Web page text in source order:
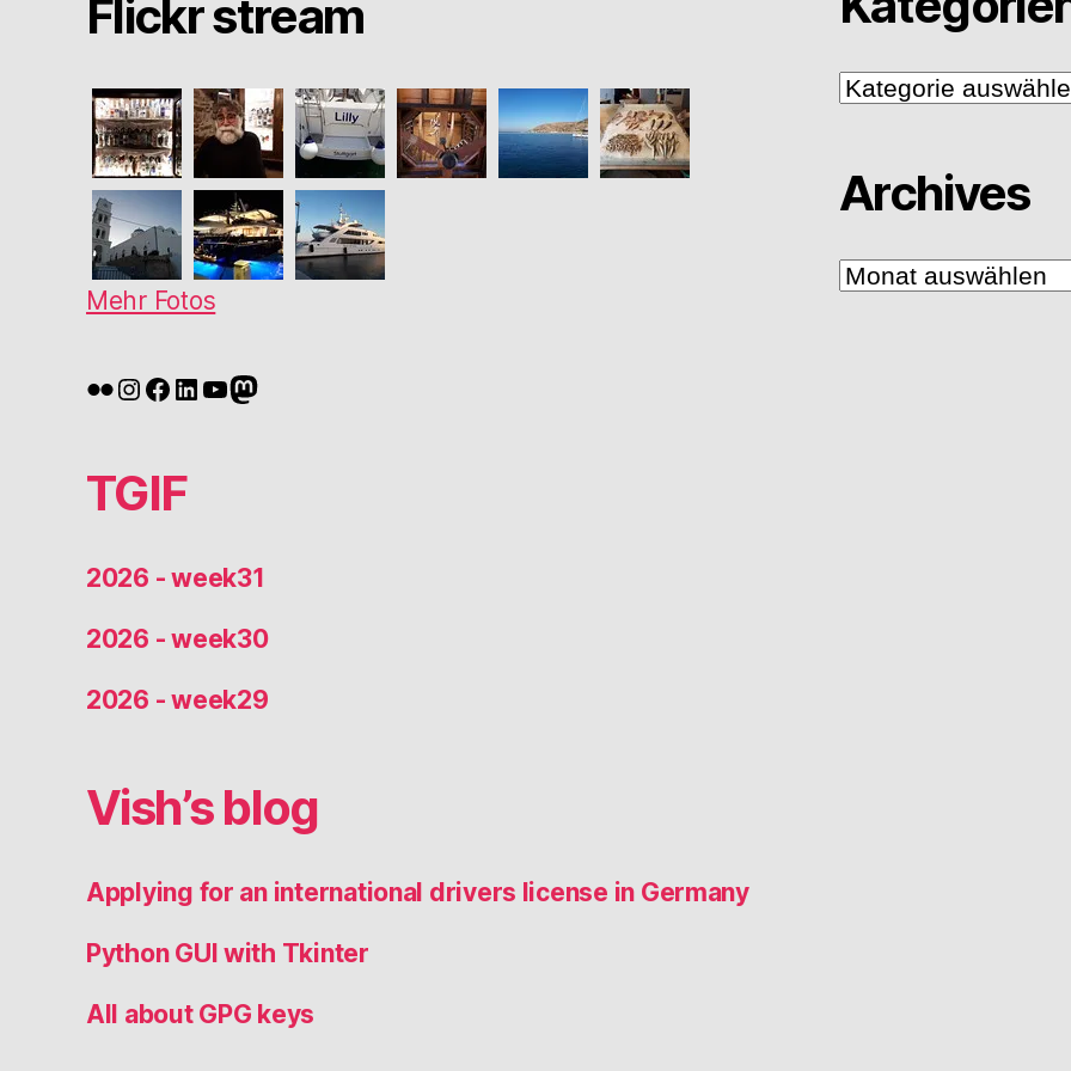
Flickr stream
Mehr Fotos
Flickr
Instagram
Facebook
LinkedIn
YouTube
Mastodon
TGIF
2026 - week31
2026 - week30
2026 - week29
Vish’s blog
Applying for an international drivers license in Germany
Python GUI with Tkinter
All about GPG keys
Kategorien
Archives
Archives